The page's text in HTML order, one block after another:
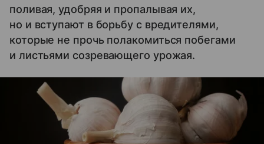
поливая, удобряя и пропалывая их,
но и вступают в борьбу с вредителями,
которые не прочь полакомиться побегами
и листьями созревающего урожая.